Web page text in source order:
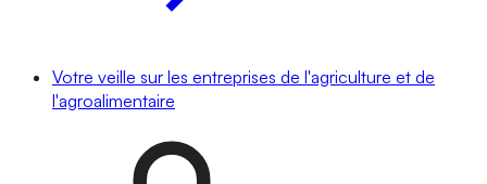
Votre veille sur les entreprises de l'agriculture et de
l'agroalimentaire